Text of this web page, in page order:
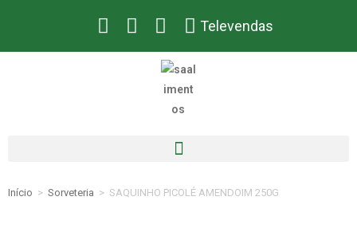
Televendas
Início > Sorveteria > SAQUINHO PICOLÉ AMENDOIM 250G